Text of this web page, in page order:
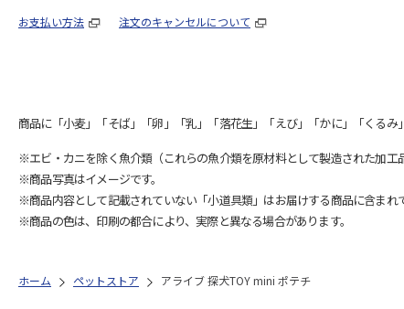
お支払い方法 注文のキャンセルについて
商品に「小麦」「そば」「卵」「乳」「落花生」「えび」「かに」「くるみ
※エビ・カニを除く魚介類（これらの魚介類を原材料として製造された加工
※商品写真はイメージです。
※商品内容として記載されていない「小道具類」はお届けする商品に含まれ
※商品の色は、印刷の都合により、実際と異なる場合があります。
ホーム ペットストア アライブ 探犬TOY mini ポテチ